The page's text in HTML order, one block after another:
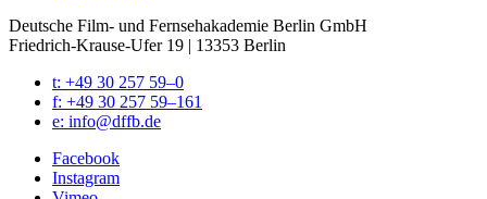
Deutsche Film- und Fernseh­akademie Berlin GmbH
Friedrich-Krause-Ufer 19 | 13353 Berlin
t: +49 30 257 59–0
f: +49 30 257 59–161
e: info@​dffb.​de
Face­book
Insta­gram